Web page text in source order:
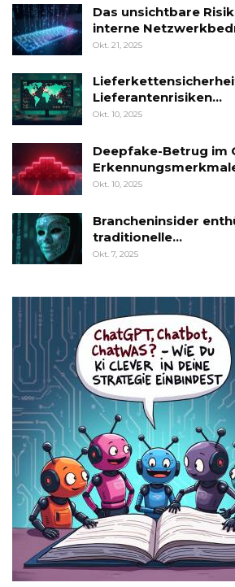
Das unsichtbare
interne
Okt. 21, 2025
Lieferantenrisiken…
Okt. 10, 2025
Deepfake-Betrug im
Okt. 10, 2025
Brancheninsider
traditionelle…
Okt. 7, 2025